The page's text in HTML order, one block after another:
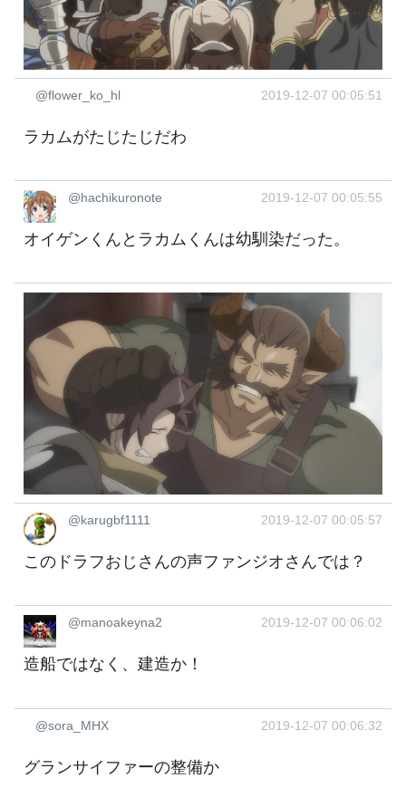
@flower_ko_hl 2019-12-07 00:05:51
ラカムがたじたじだわ
@hachikuronote 2019-12-07 00:05:55
オイゲンくんとラカムくんは幼馴染だった。
@karugbf1111 2019-12-07 00:05:57
このドラフおじさんの声ファンジオさんでは？
@manoakeyna2 2019-12-07 00:06:02
造船ではなく、建造か！
@sora_MHX 2019-12-07 00:06:32
グランサイファーの整備か